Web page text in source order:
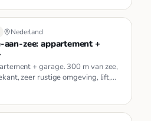
Nederland
zee: appartement +
+ garage. 300 m van zee,
zeer rustige omgeving, lift,